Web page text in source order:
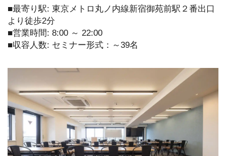
■最寄り駅: 東京メトロ丸ノ内線新宿御苑前駅２番出口
より徒歩2分
■営業時間: 8:00 ～ 22:00
■収容人数: セミナー形式：～39名